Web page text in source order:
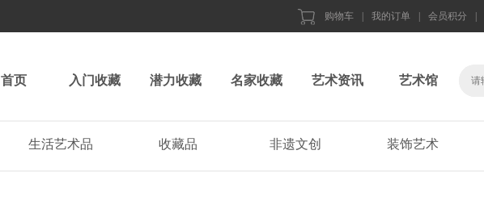
购物车 我的订单 会员积分
首页 入门收藏 潜力收藏 名家收藏 艺术资讯 艺术馆
生活艺术品 收藏品 非遗文创 装饰艺术